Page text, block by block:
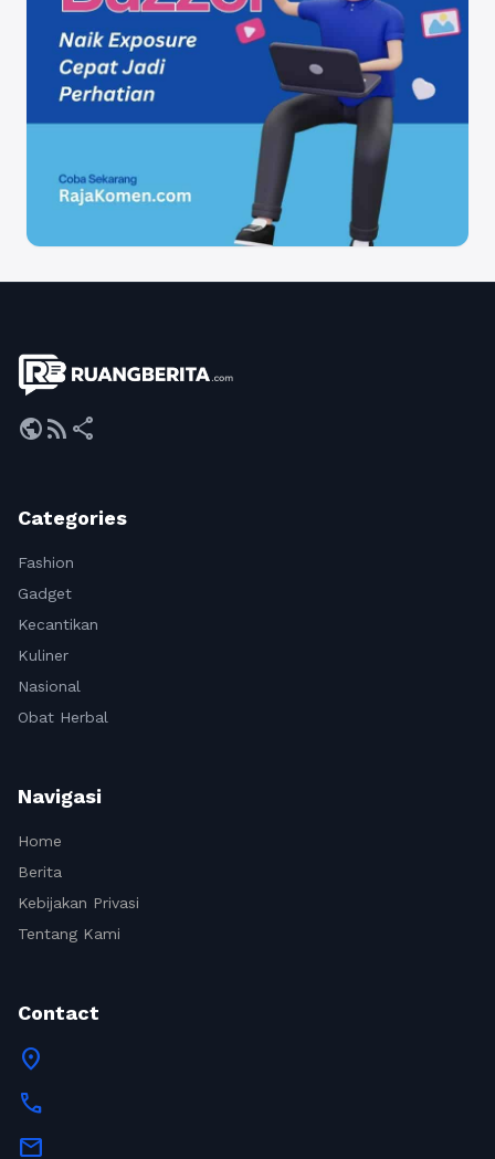
publicrss_feed share
Categories
Fashion
Gadget
Kecantikan
Kuliner
Nasional
Obat Herbal
Navigasi
Home
Berita
Kebijakan Privasi
Tentang Kami
Contact
location_on
call
mail